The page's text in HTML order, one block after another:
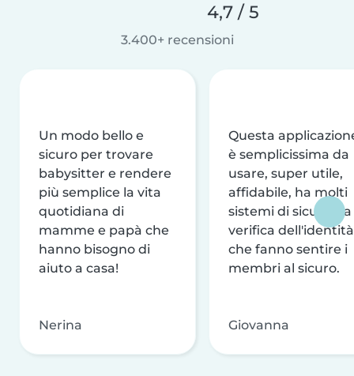
4,7 / 5
3.400+ recensioni
Un modo bello e
sicuro per trovare
babysitter e rendere
più semplice la vita
quotidiana di
mamme e papà che
hanno bisogno di
aiuto a casa!
Nerina
Questa
è semplicissima da
usare, super utile,
affidabile, ha molti
sistemi di sicurezza
verifica dell'identità
che fanno sentire i
membri al sicuro.
Giovanna